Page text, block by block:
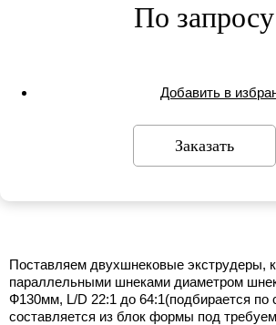
По запросу
Добавить в
Заказать
Поставляем двухшнековые экструдеры,
параллельными шнеками диаметром
Ф130мм, L/D 22:1 до 64:1(подбирается
составляется из блок формы под